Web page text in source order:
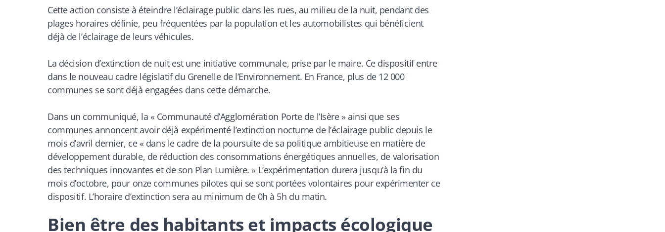
Cette action consiste à éteindre l’éclairage public dans les rues, au milieu de la nuit, pendant des
plages horaires définie, peu fréquentées par la population et les automobilistes qui bénéficient
déjà de l’éclairage de leurs véhicules.
La décision d’extinction de nuit est une initiative communale, prise par le maire. Ce dispositif entre
dans le nouveau cadre législatif du Grenelle de l’Environnement. En France, plus de 12 000
communes se sont déjà engagées dans cette démarche.
Dans un communiqué, la « Communauté d’Agglomération Porte de l’Isère » ainsi que ses
communes annoncent avoir déjà expérimenté l’extinction nocturne de l’éclairage public depuis le
mois d’avril dernier, ce« dans le cadre de la poursuite de sa politique ambitieuse en matière de
développement durable, de réduction des consommations énergétiques annuelles, de valorisation
des techniques innovantes et de son Plan Lumière. » L’expérimentation durera jusqu’à la fin du
mois d’octobre, pour onze communes pilotes qui se sont portées volontaires pour expérimenter ce
dispositif. L’horaire d’extinction sera au minimum de 0h à 5h du matin.
​Bien être des habitants et impacts écologique